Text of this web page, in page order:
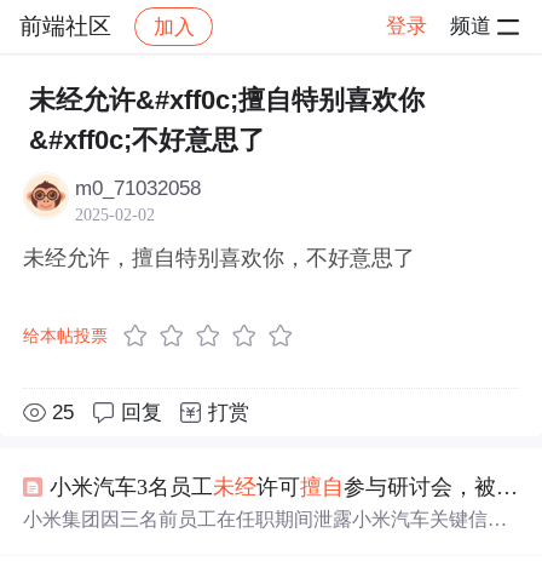
前端社区 加入 登录 频道
社区 前端社区 感慨 帖子详情
未经允许&#xff0c;擅自特别喜欢你
&#xff0c;不好意思了
m0_71032058
2025-02-02
未经允许，擅自特别喜欢你，不好意思了
给本帖投票
25 回复 打赏
小米汽车3名员工未经许可擅自参与研讨会，被辞退！
小米集团因三名前员工在任职期间泄露小米汽车关键信息